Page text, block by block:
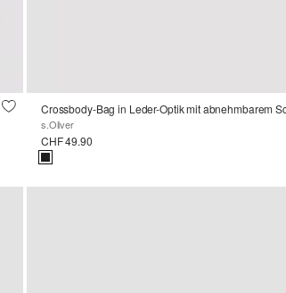
s.Oliver
CHF 49.90